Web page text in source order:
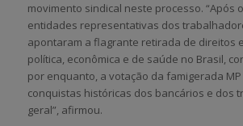
movimento sindical neste processo. “Após
entidades representativas dos
apontaram a flagrante retirada de direitos
política, econômica e de saúde no Brasil,
por enquanto, a votação da famigerada
conquistas históricas dos bancários e dos
geral”, afirmou.